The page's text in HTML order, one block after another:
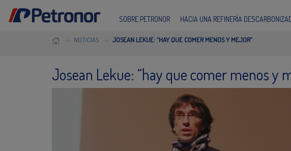
SOBRE PETRONOR HACIA UNA REFINERÍA
NOTICIAS JOSEAN LEKUE: “HAY QUE COMER MENOS Y MEJOR”
Josean Lekue: “hay que comer menos y